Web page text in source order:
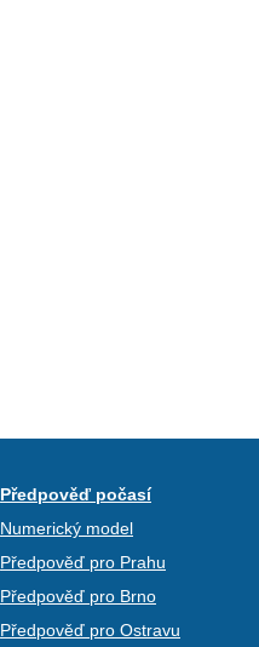
Předpověď počasí
Numerický model
Předpověď pro Prahu
Předpověď pro Brno
Předpověď pro Ostravu